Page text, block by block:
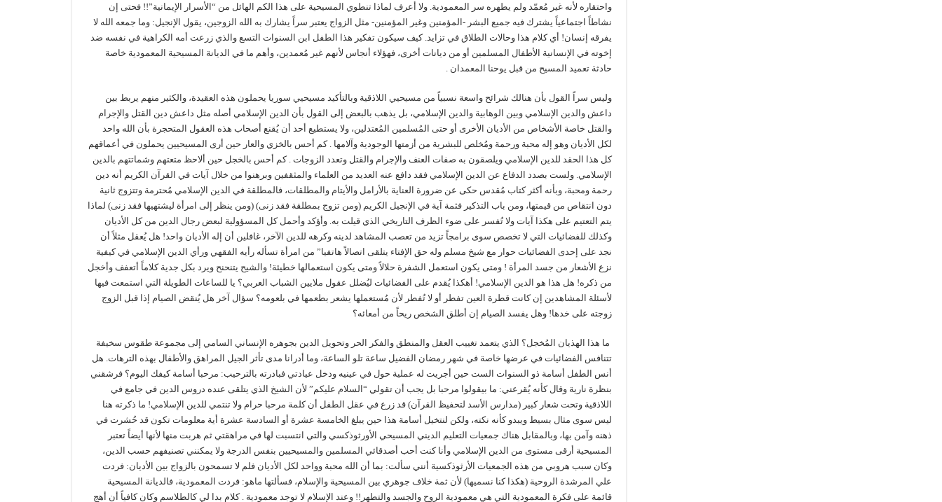
واحتقاره لأنه غير مُعمّد ولم يطهره سر المعمودية. ولا أعرف لماذا تنطوي المسيحية على هذا الكم الهائل من “الأسرار الإيمانية”!! فحتى إن
نشاطاً اجتماعياً يشترك فيه جميع البشر -المؤمنين وغير المؤمنين- مثل الزواج يعتبر سراً يشارك به الله الزوجين، يقول الإنجيل: وما جمعه الله لا
يفرقه إنسان! أي كلام هذا وحالات الطلاق في تزايد. كيف سيكون تفكير هذا الطفل ابن السنوات التسع والذي زرعت أمه الكراهية في نفسه ضد
إخوته في الإنسانية الأطفال المسلمين أو من ديانات أخرى، فهؤلاء أنجاس لأنهم غير مُعمدين، وأهم ما في الديانة المسيحية المعمودية خاصة
حادثة تعميد المسيح من قبل يوحنا المعمدان .
وليس سراً القول بأن هنالك شرائح واسعة نسبياً من مسيحيي اللاذقية وبالتأكيد مسيحيي سوريا يحملون هذه العقيدة، والكثير منهم يربط بين
داعش والدين الإسلامي وبين الوهابية والدين الإسلامي، بل يذهب بالبعض إلى القول بأن الدين الإسلامي أصله مثل داعش دين القتل والإجرام
والقتل خاصة الأشخاص من الأديان الأخرى أو حتى المُسلمين المُعتدلين، ولا يستطيع أحد أن يُقنع أصحاب هذه العقول المتحجرة بأن الله واحد
لكل الأديان وهو إله محبة ورحمة ومُخلص للبشرية من أزمتها الوجودية وآلامها . كم أحس بالخزي والعار حين أرى المسيحيين يحملون في أعماقهم
كل هذا الحقد للدين الإسلامي ويلصقون به صفات العنف والإجرام والقتل وتعدد الزوجات . كم أحس بالخجل حين ألاحظ متعتهم وشماتتهم بالدين
الإسلامي. ولست بصدد الدفاع عن الدين الإسلامي فقد دافع عنه العديد من العلماء والمثقفين وبرهنوا من خلال آيات في القرآن الكريم أنه دين
رحمة ومحبة، وبأنه أكثر كتاب مُقدس حكى عن ضرورة العناية بالأرامل والأيتام والمطلقات، فالمطلقة في الدين الإسلامي مُحترمة وتتزوج ثانية
دون انتقاص من قيمتها، ومن باب التذكير فثمة آية في الإنجيل الكريم (ومن تزوج بمطلقة فقد زنى) (ومن ينظر إلى امرأة ليشتهيها فقد زنى) لماذا
يتم التعتيم على هكذا آيات ولا تُفسر على ضوء الظرف التاريخي الذي قيلت به. وأؤكد وأحمل كل المسؤولية لبعض رجال الدين من كل الأديان
وكذلك للفضائيات التي لا تخصص سوى برامجاً تزيد من تعصب المشاهد لدينه وكرهه للدين الآخر، غافلين أن إله الأديان واحد! هل يُعقل مثلاً أن
نجد على إحدى الفضائيات حوار مع شيخ مسلم وله حق الإفتاء يتلقى اتصالاً هاتفيا” من امرأة تسأله رأيه الفقهي ورأي الدين الإسلامي في كيفية
نزع الأشعار من جسد المرأة ! ومتى يكون استعمل الشفرة حلالاً ومتى يكون استعمالها خطيئة! والشيح يتنحنح ويرد بكل جدية كلاماً أتعفف وأخجل
من ذكره! هل هذا هو الدين الإسلامي! أهكذا يُقدم على الفضائيات ليُضلل عقول ملايين الشباب العربي؟ يا للساعات الطويلة التي استمعت فيها
لأسئلة المشاهدين إن كانت قطرة العين تفطر أو لا تُفطر لأن مُستعملها يشعر بطعمها في بلعومه؟ سؤال آخر هل يُنقض الصيام إذا قبل الزوج
زوجته على خدها! وهل يفسد الصيام إن أطلق الشخص ريحاً من أمعائه؟
ما هذا الهذيان المُخجل؟ الذي يتعمد تغييب العقل والمنطق والفكر الحر وتحويل الدين بجوهره الإنساني السامي إلى مجموعة طقوس سخيفة
تتنافس الفضائيات في عرضها خاصة في شهر رمضان الفضيل ساعة تلو الساعة، وما أدرانا مدى تأثر الجيل المراهق والأطفال بهذه الترهات. هل
أنس الطفل أسامة ذو السنوات الست حين أجريت له عملية حول في عينيه ودخل عيادتي فبادرته بالترحيب: مرحبا أسامة كيفك اليوم؟ فرشقني
بنظرة نارية وقال كأنه يُقرعني: ما بيقولوا مرحبا بل يجب أن تقولي “السلام عليكم” لأن الشيخ الذي يتلقى عنده دروس الدين في جامع في
اللاذقية وتحت شعار كبير (مدارس الأسد لتحفيظ القرآن) قد زرع في عقل الطفل أن كلمة مرحبا حرام ولا تنتمي للدين الإسلامي! ما ذكرته هنا
ليس سوى مثال بسيط ويبدو كأنه نكته، ولكن لنتخيل أسامة هذا حين يبلغ الخامسة عشرة أو السادسة عشرة أية معلومات تكون قد حُشرت في
ذهنه وآمن بها، وبالمقابل هناك جمعيات التعليم الديني المسيحي الأورثوذكسي والتي انتسبت لها في مراهقتي ثم هربت منها لأنها أيضاً تعتبر
المسيحية أرقى مستوى من الدين الإسلامي وأنا كنت أحب أصدقائي المسلمين والمسيحيين بنفس الدرجة ولا يمكنني تصنيفهم حسب الدين،
وكان سبب هروبي من هذه الجمعيات الأرثوذكسية أنني سألت: بما أن الله محبة وواحد لكل الأديان فلم لا تسمحون بالزواج بين الأديان: فردت
علي المرشدة الروحية (هكذا كنا نسميها) لأن ثمة خلاف جوهري بين المسيحية والإسلام، فسألتها ماهو: فردت المعمودية، فالديانة المسيحية
قائمة على فكرة المعمودية التي هي معمودية الروح والجسد والتطهر!! وعند الإسلام لا توجد معمودية . كلام بدا لي كالطلاسم وكان كافياً أن أهج